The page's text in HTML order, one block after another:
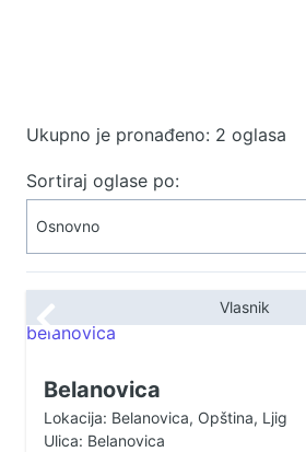
Ukupno je pronađeno: 2 oglasa
Sortiraj oglase po:
Vlasnik
Belanovica
Lokacija: Belanovica, Opština, Ljig
Ulica: Belanovica